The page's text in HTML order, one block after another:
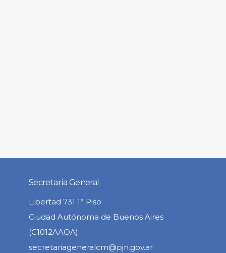
Secretaría General
Libertad 731 1° Piso
Ciudad Autónoma de Buenos Aires
(C1012AAOA)
secretariageneralcm@pjn.gov.ar